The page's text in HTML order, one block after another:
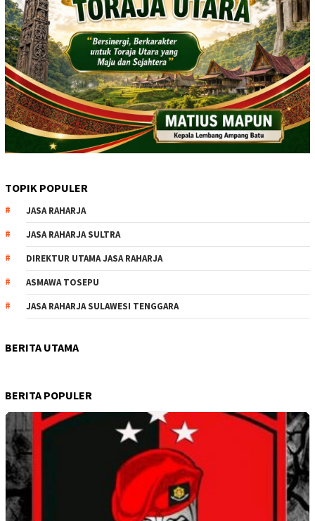
TOPIK POPULER
JASA RAHARJA
JASA RAHARJA SULTRA
DIREKTUR UTAMA JASA RAHARJA
ASMAWA TOSEPU
JASA RAHARJA SULAWESI TENGGARA
BERITA UTAMA
BERITA POPULER